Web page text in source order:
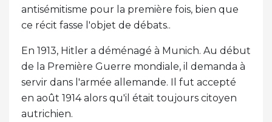
antisémitisme pour la première fois, bien que
ce récit fasse l'objet de débats..
En 1913, Hitler a déménagé à Munich. Au début
de la Première Guerre mondiale, il demanda à
servir dans l'armée allemande. Il fut accepté
en août 1914 alors qu'il était toujours citoyen
autrichien.